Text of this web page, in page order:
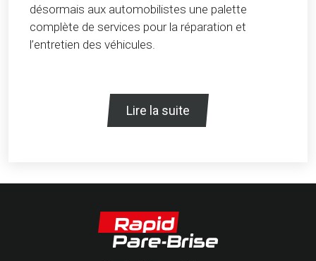
désormais aux automobilistes une palette
complète de services pour la réparation et
l’entretien des véhicules.
Lire la suite